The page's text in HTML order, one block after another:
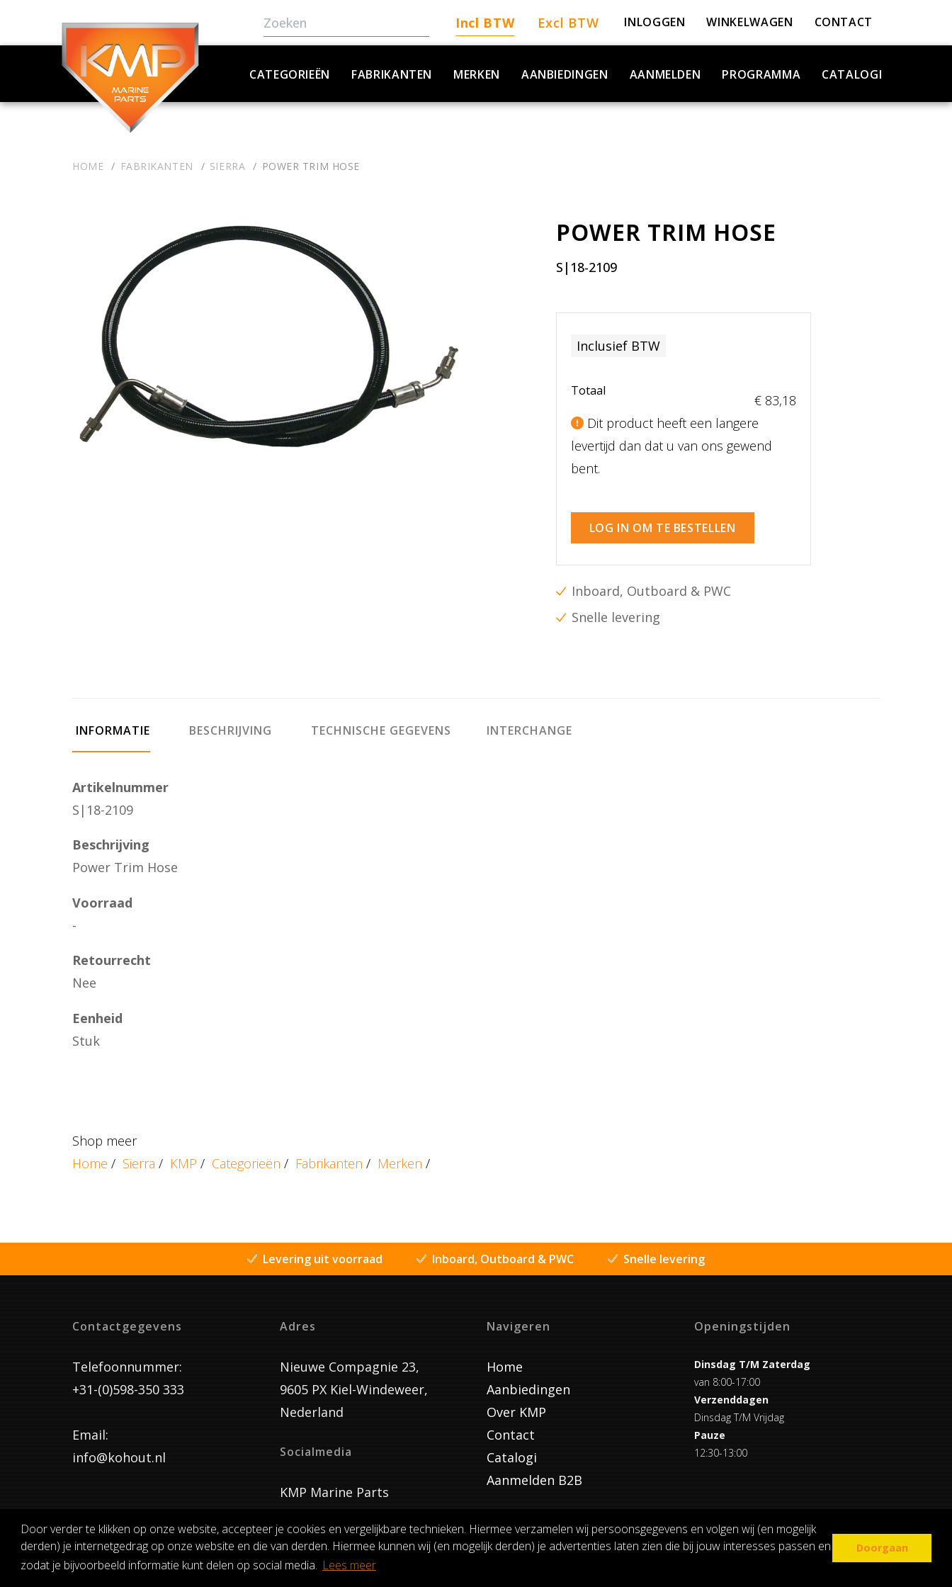
Door verder te klikken op onze website, accepteer je cookies en vergelijkbare technieken. Hiermee verzamelen wij persoonsgegevens en volgen wij (en mogelijk
derden) je internetgedrag op onze website en die van derden. Hiermee kunnen wij (en mogelijk derden) je advertenties laten zien die bij jouw interesses passen en
zodat je bijvoorbeeld informatie kunt delen op social media. Lees meer
Doorgaan
Incl BTW Excl BTW INLOGGEN WINKELWAGEN CONTACT
CATEGORIEËN FABRIKANTEN MERKEN AANBIEDINGEN AANMELDEN PROGRAMMA CATALOGI
HOME FABRIKANTEN SIERRA POWER TRIM HOSE
POWER TRIM HOSE
S|18-2109
Inclusief BTW
Totaal
€ 83,18
Dit product heeft een langere
levertijd dan dat u van ons gewend
bent.
LOG IN OM TE BESTELLEN
Inboard, Outboard & PWC
Snelle levering
INFORMATIE BESCHRIJVING TECHNISCHE GEGEVENS INTERCHANGE
Artikelnummer
S|18-2109
Beschrijving
Power Trim Hose
Voorraad
-
Retourrecht
Nee
Eenheid
Stuk
Shop meer
Home / Sierra / KMP / Categorieën / Fabrikanten / Merken /
Levering uit voorraad Inboard, Outboard & PWC Snelle levering
Contactgegevens
Telefoonnummer:
+31-(0)598-350 333
Email:
info@kohout.nl
Adres
Nieuwe Compagnie 23,
9605 PX Kiel-Windeweer,
Nederland
Socialmedia
KMP Marine Parts
Navigeren
Home
Aanbiedingen
Over KMP
Contact
Catalogi
Aanmelden B2B
Openingstijden
Dinsdag T/M Zaterdag
van 8:00-17:00
Verzenddagen
Dinsdag T/M Vrijdag
Pauze
12:30-13:00
ALGEMENE VOORWAARDEN